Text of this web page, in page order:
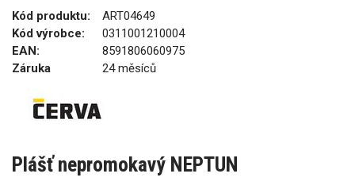
Kód produktu:
ART04649
Kód výrobce:
0311001210004
EAN:
8591806060975
Záruka
24 měsíců
Plášť nepromokavý NEPTUN